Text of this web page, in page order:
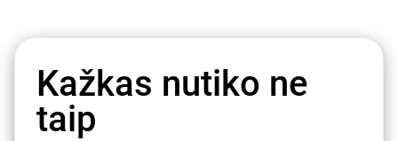
Kažkas nutiko ne
taip